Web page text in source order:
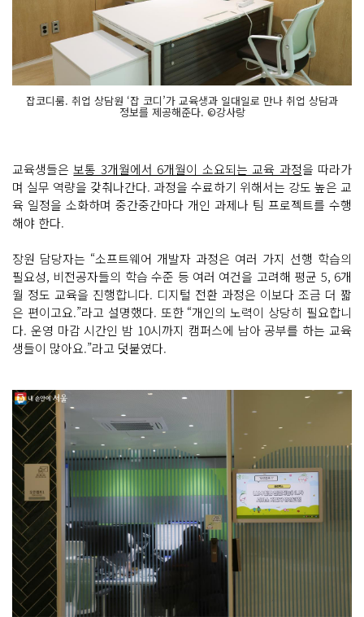
잡코디룸. 취업 상담원 ‘잡 코디’가 교육생과 일대일로 만나 취업 상담과
정보를 제공해준다. ©강사랑
교육생들은보통 3개월에서 6개월이 소요되는 교육 과정을 따라가
며 실무 역량을 갖춰나간다. 과정을 수료하기 위해서는 강도 높은 교
육 일정을 소화하며 중간중간마다 개인 과제나 팀 프로젝트를 수행
해야 한다.
장원 담당자는 “소프트웨어 개발자 과정은 여러 가지 선행 학습의
필요성, 비전공자들의 학습 수준 등 여러 여건을 고려해 평균 5, 6개
월 정도 교육을 진행합니다. 디지털 전환 과정은 이보다 조금 더 짧
은 편이고요.”라고 설명했다. 또한 “개인의 노력이 상당히 필요합니
다. 운영 마감 시간인 밤 10시까지 캠퍼스에 남아 공부를 하는 교육
생들이 많아요.”라고 덧붙였다.